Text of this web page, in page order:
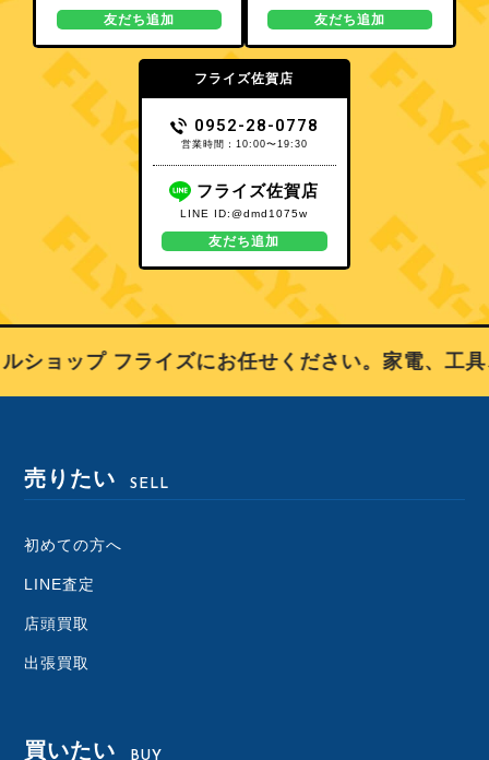
友だち追加 友だち追加
フライズ佐賀店
0952-28-0778
営業時間：10:00〜19:30
フライズ佐賀店
LINE ID:@dmd1075w
友だち追加
ショップ フライズにお任せください。家電、工
売りたい SELL
初めての方へ
LINE査定
店頭買取
出張買取
買いたい BUY